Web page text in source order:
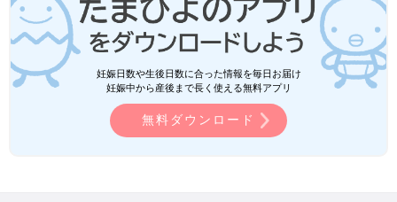
妊娠日数や生後日数に合った情報を毎日お届け
妊娠中から産後まで長く使える無料アプリ
無料ダウンロード